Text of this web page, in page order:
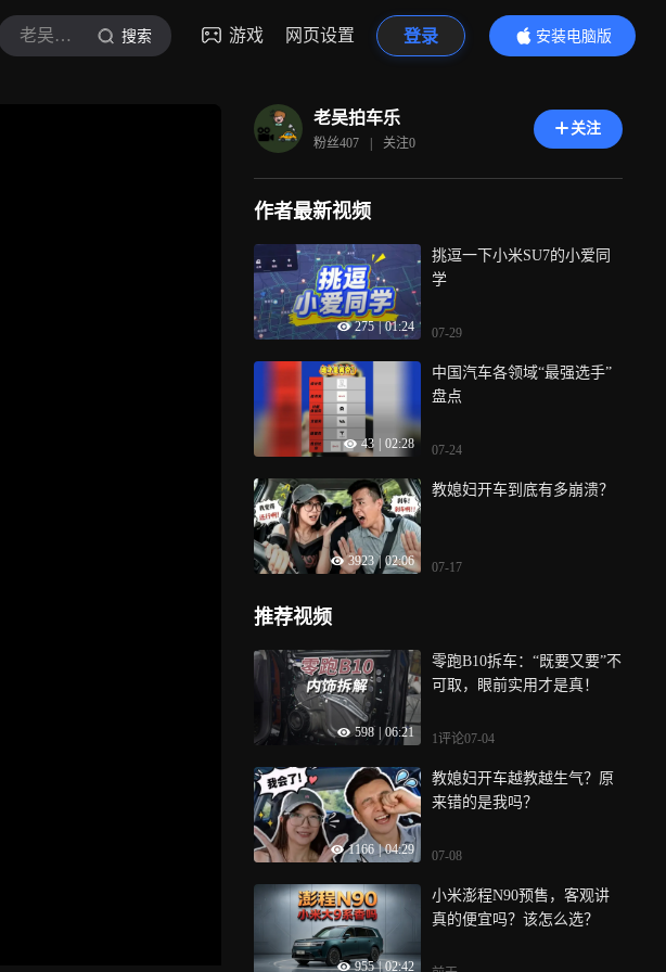
老吴拍车乐 搜索 游戏 网页设置 登录
安装电脑版
内容更精彩
老吴拍车乐
粉丝407 | 关注0
关注
作者最新视频
275 | 01:24
挑逗一下小米SU7的小爱同
学
07-29
43 02:28
中国汽车各领域“最强选手”
盘点
07-24
3923 | 02:06
教媳妇开车到底有多崩溃？
07-17
推荐视频
598 06:21
零跑B10拆车：“既要又要”不
可取，眼前实用才是真！
1评论07-04
1166 | 04:29
教媳妇开车越教越生气？原
来错的是我吗？
07-08
955 | 02:42
小米澎程N90预售，客观讲
真的便宜吗？该怎么选？